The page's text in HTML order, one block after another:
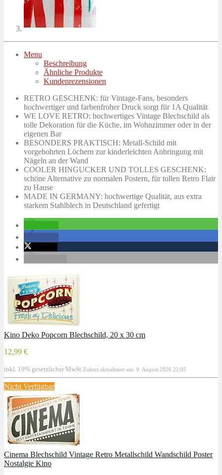
Menu
Beschreibung
Ähnliche Produkte
Kundenrezensionen
RETRO GESCHENK: für Vintage-Fans, besonders
hochwertiger und farbenfroher Druck sorgt für 1A Qualität
WE LOVE RETRO: hochwertiges Vintage Blechschild als
tolle Dekoration für die Küche, im Wohnzimmer oder in der
eigenen Bar
BESONDERS PRAKTISCH: Metall-Schild mit
vorgebohrten Löchern zur kinderleichten Anbringung mit
Nägeln an der Wand
COOLER HINGUCKER UND TOLLES GESCHENK:
schöne Alternative zu normalen Postern, für tollen Retro Flair
zu Hause
MADE IN GERMANY: hochwertige Qualität, aus extra
starkem Stahlblech in Deutschland gefertigt
Kino Deko Popcorn Blechschild, 20 x 30 cm
12,99 €
inkl. 19% gesetzlicher MwSt. Zuletzt aktualisiert am: 9. August 2026 22:05
Nicht Verfügbar
Cinema Blechschild Vintage Retro Metallschild Wandschild Poster
Nostalgie Kino